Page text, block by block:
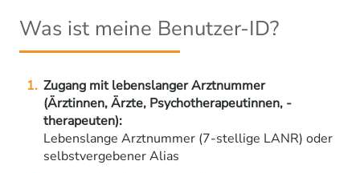
Was ist meine Benutzer-ID?
Zugang mit lebenslanger Arztnummer
(Ärztinnen, Ärzte, Psychotherapeutinnen, -
therapeuten):
Lebenslange Arztnummer (7-stellige LANR) oder
selbstvergebener Alias